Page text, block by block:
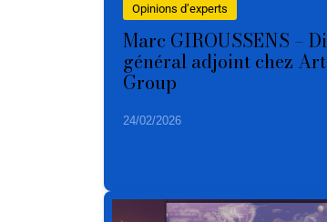
Opinions d’experts
Marc GIROUSSENS –
général adjoint chez
Group
24/02/2026